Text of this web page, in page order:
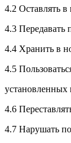
4.2 Оставлять в
4.3 Передавать
4.4 Хранить в
4.5
установленных
4.6
4.7 Нарушать